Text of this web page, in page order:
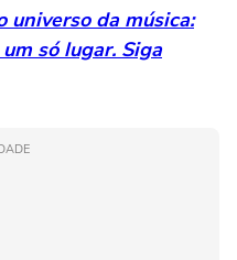
universo da música:
só lugar. Siga